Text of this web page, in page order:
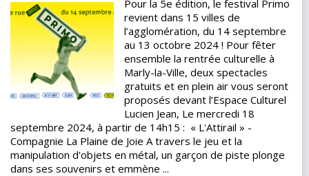
Pour la 5e édition, le festival Primo
revient dans 15 villes de
l’agglomération, du 14 septembre
au 13 octobre 2024 ! Pour fêter
ensemble la rentrée culturelle à
Marly-la-Ville, deux spectacles
gratuits et en plein air vous seront
proposés devant l’Espace Culturel
Lucien Jean, Le mercredi 18
septembre 2024, à partir de 14h15 : « L'Attirail » -
Compagnie La Plaine de Joie A travers le jeu et la
manipulation d'objets en métal, un garçon de piste plonge
dans ses souvenirs et emmène ...